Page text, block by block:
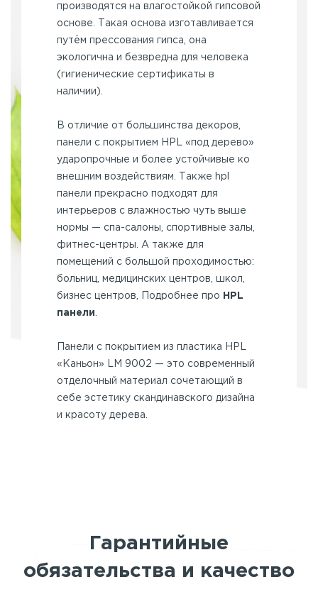
производятся на влагостойкой гипсовой
основе. Такая основа изготавливается
путём прессования гипса, она
экологична и безвредна для человека
(гигиенические сертификаты в
наличии).
В отличие от большинства декоров,
панели с покрытием HPL «под дерево»
ударопрочные и более устойчивые ко
внешним воздействиям. Также hpl
панели прекрасно подходят для
интерьеров с влажностью чуть выше
нормы — спа-салоны, спортивные залы,
фитнес-центры. А также для
помещений с большой проходимостью:
больниц, медицинских центров, школ,
бизнес центров, Подробнее про
HPL
панели
Панели с покрытием из пластика HPL
«Каньон» LM 9002 — это современный
отделочный материал сочетающий в
себе эстетику скандинавского дизайна
и красоту дерева.
Гарантийные
обязательства и качество